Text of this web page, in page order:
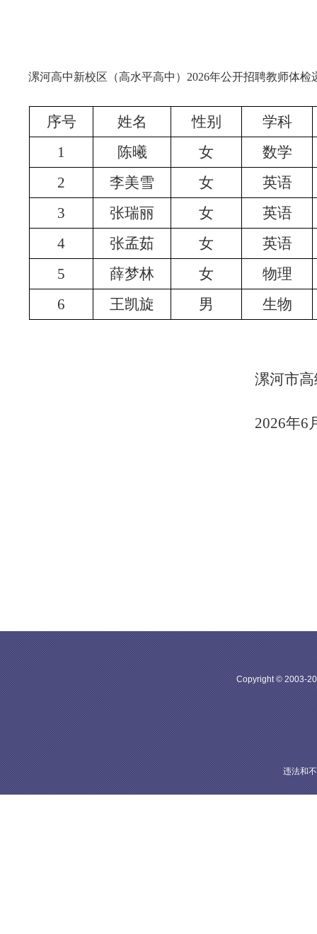
漯河高中新校区（高水平高中） 2026年公开招聘教师体检
序号 姓名 性别
学科
1
陈曦 女
数学
2
李美雪 女
英语
3
张瑞丽 女
英语
4
张孟茹 女
英语
5
薛梦林 女
物理
6
王凯旋 男 生物
漯河市
2026年6
Copyright © 2003-
违法和